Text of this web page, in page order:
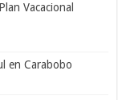
Vacacional
en Carabobo